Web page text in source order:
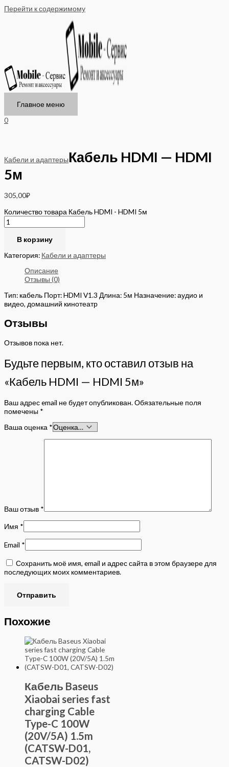
Перейти к содержимому
Главное меню
0
Кабели и адаптерыКабель HDMI — HDMI
5м
305,00₽
Количество товара Кабель HDMI - HDMI 5м
В корзину
Категория: Кабели и адаптеры
Описание
Отзывы (0)
Тип: кабель Порт: HDMI V1.3 Длина: 5м Назначение: аудио и
видео, домашний кинотеатр
Отзывы
Отзывов пока нет.
Будьте первым, кто оставил отзыв на
«Кабель HDMI — HDMI 5м»
Ваш адрес email не будет опубликован.Обязательные поля
помечены *
Ваша оценка *
Ваш отзыв *
Имя *
Email *
Сохранить моё имя, email и адрес сайта в этом браузере для
последующих моих комментариев.
Похожие
Кабель Baseus
Xiaobai series fast
charging Cable
Type-C 100W
(20V/5A) 1.5m
(CATSW-D01,
CATSW-D02)